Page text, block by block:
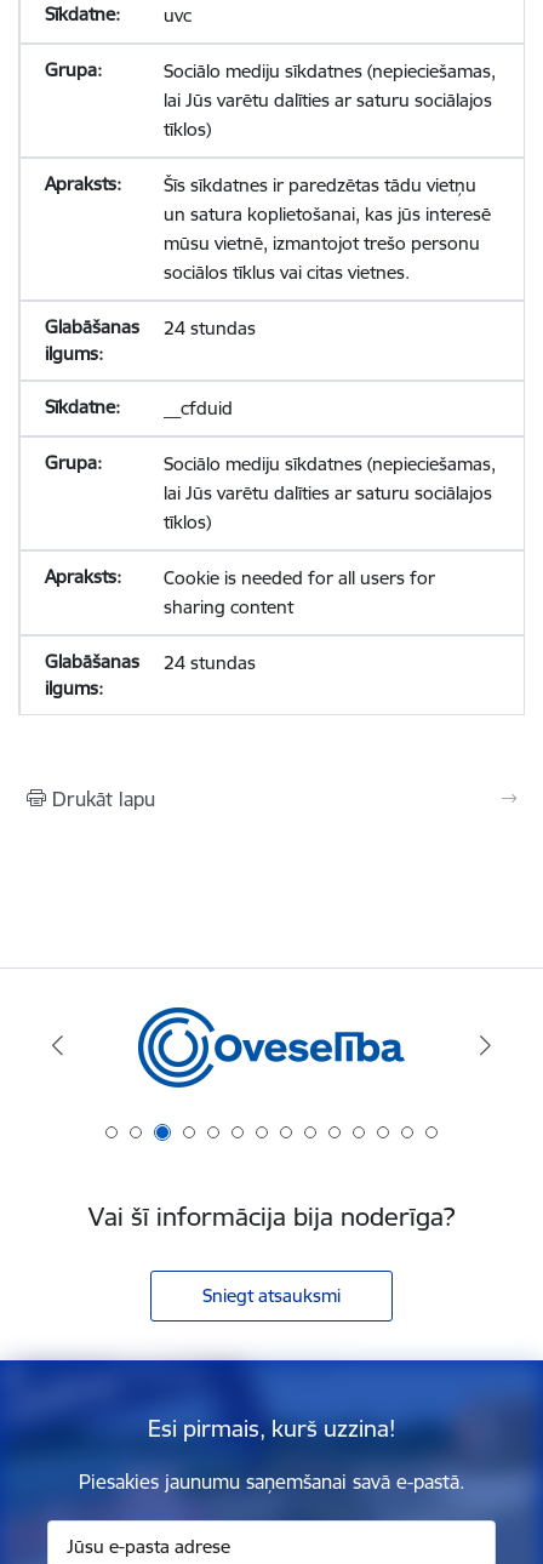
uvc
Sociālo mediju sīkdatnes (nepieciešamas,
lai Jūs varētu dalīties ar saturu sociālajos
tīklos)
Šīs sīkdatnes ir paredzētas tādu vietņu
un satura koplietošanai, kas jūs interesē
mūsu vietnē, izmantojot trešo personu
sociālos tīklus vai citas vietnes.
24 stundas
__cfduid
Sociālo mediju sīkdatnes (nepieciešamas,
lai Jūs varētu dalīties ar saturu sociālajos
tīklos)
Cookie is needed for all users for
sharing content
24 stundas
Drukāt lapu
Vai šī informācija bija noderīga?
Sniegt atsauksmi
Esi pirmais, kurš uzzina!
Piesakies jaunumu saņemšanai savā e-pastā.